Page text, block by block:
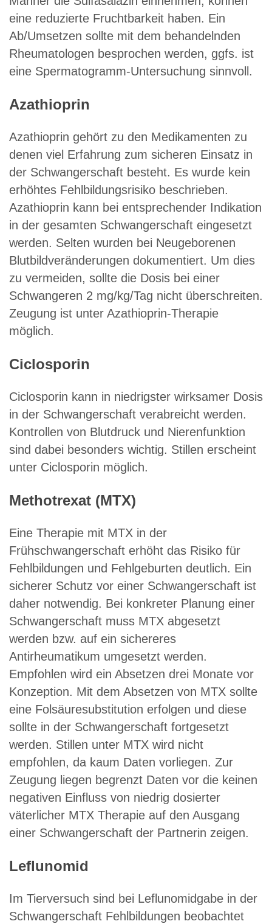
eine reduzierte Fruchtbarkeit haben. Ein
Ab/Umsetzen sollte mit dem behandelnden
Rheumatologen besprochen werden, ggfs. ist
eine Spermatogramm-Untersuchung sinnvoll.
Azathioprin
Azathioprin gehört zu den Medikamenten zu
denen viel Erfahrung zum sicheren Einsatz in
der Schwangerschaft besteht. Es wurde kein
erhöhtes Fehlbildungsrisiko beschrieben.
Azathioprin kann bei entsprechender Indikation
in der gesamten Schwangerschaft eingesetzt
werden. Selten wurden bei Neugeborenen
Blutbildveränderungen dokumentiert. Um dies
zu vermeiden, sollte die Dosis bei einer
Schwangeren 2 mg/kg/Tag nicht überschreiten.
Zeugung ist unter Azathioprin-Therapie
möglich.
Ciclosporin
Ciclosporin kann in niedrigster wirksamer Dosis
in der Schwangerschaft verabreicht werden.
Kontrollen von Blutdruck und Nierenfunktion
sind dabei besonders wichtig. Stillen erscheint
unter Ciclosporin möglich.
Methotrexat (MTX)
Eine Therapie mit MTX in der
Frühschwangerschaft erhöht das Risiko für
Fehlbildungen und Fehlgeburten deutlich. Ein
sicherer Schutz vor einer Schwangerschaft ist
daher notwendig. Bei konkreter Planung einer
Schwangerschaft muss MTX abgesetzt
werden bzw. auf ein sichereres
Antirheumatikum umgesetzt werden.
Empfohlen wird ein Absetzen drei Monate vor
Konzeption. Mit dem Absetzen von MTX sollte
eine Folsäuresubstitution erfolgen und diese
sollte in der Schwangerschaft fortgesetzt
werden. Stillen unter MTX wird nicht
empfohlen, da kaum Daten vorliegen. Zur
Zeugung liegen begrenzt Daten vor die keinen
negativen Einfluss von niedrig dosierter
väterlicher MTX Therapie auf den Ausgang
einer Schwangerschaft der Partnerin zeigen.
Leflunomid
Im Tierversuch sind bei Leflunomidgabe in der
Schwangerschaft Fehlbildungen beobachtet